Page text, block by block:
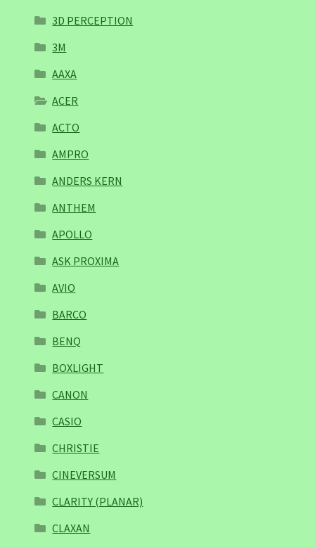
3D PERCEPTION
3M
AAXA
ACER
ACTO
AMPRO
ANDERS KERN
ANTHEM
APOLLO
ASK PROXIMA
AVIO
BARCO
BENQ
BOXLIGHT
CANON
CASIO
CHRISTIE
CINEVERSUM
CLARITY (PLANAR)
CLAXAN